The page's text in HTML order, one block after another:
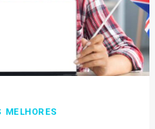
DROPSHIPPING?
MELHORES